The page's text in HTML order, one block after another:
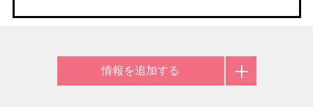
情報を追加する